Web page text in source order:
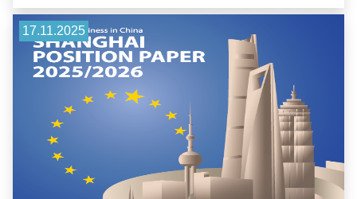
17.11.2025